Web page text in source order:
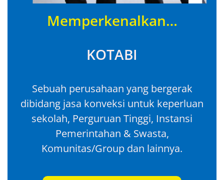
Memperkenalkan…
KOTABI
Sebuah perusahaan yang bergerak
dibidang jasa konveksi untuk keperluan
sekolah, Perguruan Tinggi, Instansi
Pemerintahan & Swasta,
Komunitas/Group dan lainnya.